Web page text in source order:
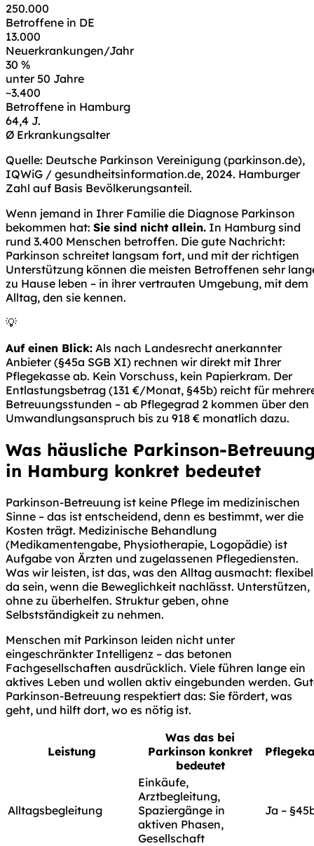
250.000
Betroffene in DE
13.000
Neuerkrankungen/Jahr
30 %
unter 50 Jahre
~3.400
Betroffene in Hamburg
64,4 J.
Ø Erkrankungsalter
Quelle: Deutsche Parkinson Vereinigung (parkinson.de),
IQWiG / gesundheitsinformation.de, 2024. Hamburger
Zahl auf Basis Bevölkerungsanteil.
Wenn jemand in Ihrer Familie die Diagnose Parkinson
bekommen hat: Sie sind nicht allein. In Hamburg sind
rund 3.400 Menschen betroffen. Die gute Nachricht:
Parkinson schreitet langsam fort, und mit der richtigen
Unterstützung können die meisten Betroffenen sehr
zu Hause leben – in ihrer vertrauten Umgebung, mit dem
Alltag, den sie kennen.
💡
Auf einen Blick: Als nach Landesrecht anerkannter
Anbieter (§45a SGB XI) rechnen wir direkt mit Ihrer
Pflegekasse ab. Kein Vorschuss, kein Papierkram. Der
Entlastungsbetrag (131 €/Monat, §45b) reicht für
Betreuungsstunden – ab Pflegegrad 2 kommen über den
Umwandlungsanspruch bis zu 918 € monatlich dazu.
Was häusliche Parkinson-
in Hamburg konkret bedeutet
Parkinson-Betreuung ist keine Pflege im medizinischen
Sinne – das ist entscheidend, denn es bestimmt, wer die
Kosten trägt. Medizinische Behandlung
(Medikamentengabe, Physiotherapie, Logopädie) ist
Aufgabe von Ärzten und zugelassenen Pflegediensten.
Was wir leisten, ist das, was den Alltag ausmacht: flexibel
da sein, wenn die Beweglichkeit nachlässt. Unterstützen,
ohne zu überhelfen. Struktur geben, ohne
Selbstständigkeit zu nehmen.
Menschen mit Parkinson leiden nicht unter
eingeschränkter Intelligenz – das betonen
Fachgesellschaften ausdrücklich. Viele führen lange ein
aktives Leben und wollen aktiv eingebunden werden.
Parkinson-Betreuung respektiert das: Sie fördert, was
geht, und hilft dort, wo es nötig ist.
Leistung
Was das bei
Parkinson konkret
bedeutet
Alltagsbegleitung
Einkäufe,
Arztbegleitung,
Spaziergänge in
aktiven Phasen,
Gesellschaft
Ja –